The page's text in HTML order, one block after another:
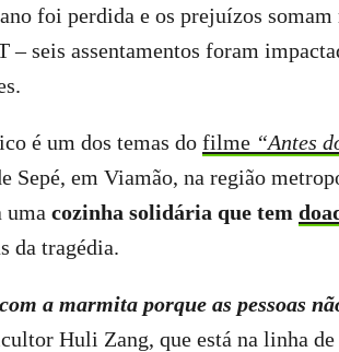
foi perdida e os prejuízos somam
– seis assentamentos foram
é um dos temas do filme “Antes
Sepé, em Viamão, na região
uma cozinha solidária que tem
da tragédia.
a marmita porque as pessoas
Huli Zang, que está na linha